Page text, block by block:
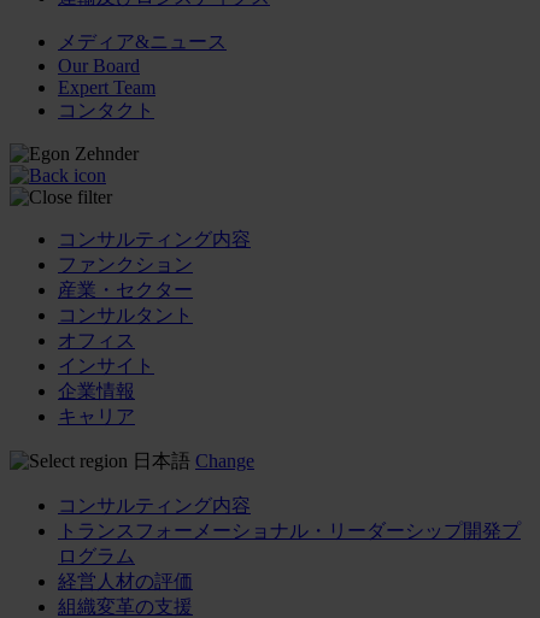
メディア&ニュース
Our Board
Expert Team
コンタクト
コンサルティング内容
ファンクション
産業・セクター
コンサルタント
オフィス
インサイト
企業情報
キャリア
日本語 Change
コンサルティング内容
トランスフォーメーショナル・リーダーシップ開発プ
ログラム
経営人材の評価
組織変革の支援